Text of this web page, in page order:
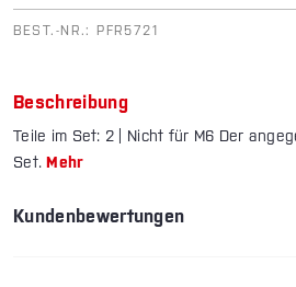
BEST.-NR.: PFR5721
Beschreibung
Teile im Set: 2 | Nicht für M6 Der
Set.Mehr
Kundenbewertungen